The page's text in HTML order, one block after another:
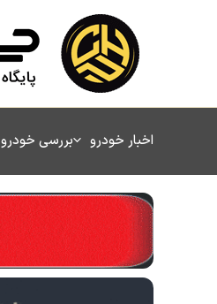
اخبار خودرو بررسی خودرو